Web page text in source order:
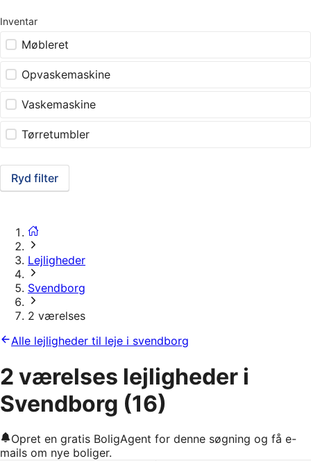
Inventar
Møbleret
Opvaskemaskine
Vaskemaskine
Tørretumbler
Ryd filter
Lejligheder
Svendborg
2 værelses
Alle lejligheder til leje i svendborg
2 værelses lejligheder i
Svendborg (16)
Opret en gratis BoligAgent for denne søgning og få e-
mails om nye boliger.